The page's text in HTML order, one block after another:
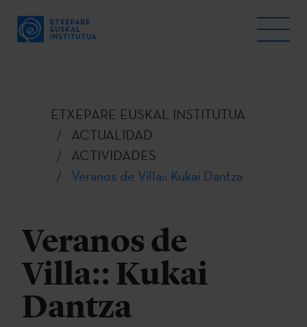
ETXEPARE EUSKAL INSTITUTUA
ACTUALIDAD
ACTIVIDADES
Veranos de Villa:: Kukai Dantza
Veranos de
Villa:: Kukai
Dantza